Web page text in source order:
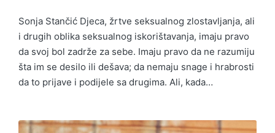
Sonja Stančić Djeca, žrtve seksualnog zlostavljanja, ali
i drugih oblika seksualnog iskorištavanja, imaju pravo
da svoj bol zadrže za sebe. Imaju pravo da ne razumiju
šta im se desilo ili dešava; da nemaju snage i hrabrosti
da to prijave i podijele sa drugima. Ali, kada…